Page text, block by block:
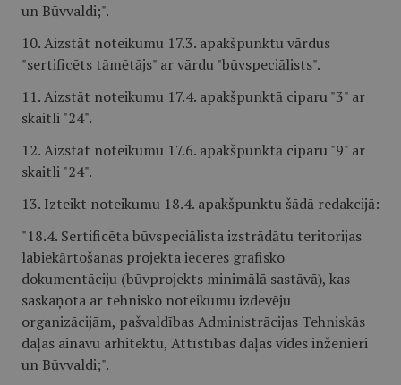
un Būvvaldi;".
10. Aizstāt noteikumu 17.3. apakšpunktu vārdus
"sertificēts tāmētājs" ar vārdu "būvspeciālists".
11. Aizstāt noteikumu 17.4. apakšpunktā ciparu "3" ar
skaitli "24".
12. Aizstāt noteikumu 17.6. apakšpunktā ciparu "9" ar
skaitli "24".
13. Izteikt noteikumu 18.4. apakšpunktu šādā redakcijā:
"18.4. Sertificēta būvspeciālista izstrādātu teritorijas
labiekārtošanas projekta ieceres grafisko
dokumentāciju (būvprojekts minimālā sastāvā), kas
saskaņota ar tehnisko noteikumu izdevēju
organizācijām, pašvaldības Administrācijas Tehniskās
daļas ainavu arhitektu, Attīstības daļas vides inženieri
un Būvvaldi;".